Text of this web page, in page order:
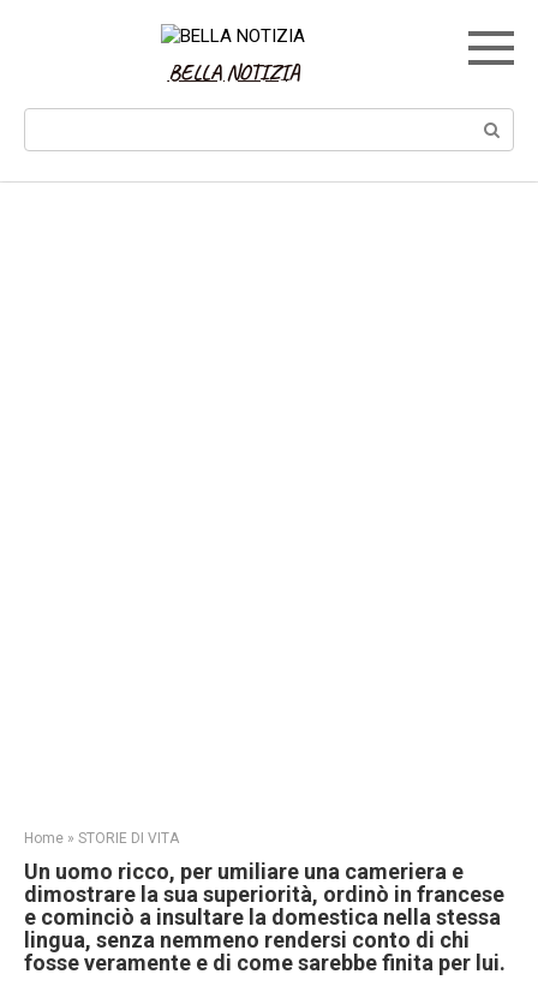
BELLA NOTIZIA
Search:
Home » STORIE DI VITA
Un uomo ricco, per umiliare una cameriera e
dimostrare la sua superiorità, ordinò in francese
e cominciò a insultare la domestica nella stessa
lingua, senza nemmeno rendersi conto di chi
fosse veramente e di come sarebbe finita per lui.